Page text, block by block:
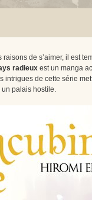
de s’aimer, il est
radieux est un manga
intrigues de cette série
palais hostile.